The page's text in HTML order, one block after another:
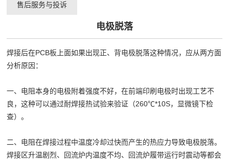
售后服务与投诉
电极脱落
焊接后在PCB板上面如果出现正、背电极脱落这种情况，应从两方面
分析原因：
一、电阻本身的电极附着强度不好，在前端印刷电极时出现工艺不
良，这种可以通过耐焊接热试验来验证（260℃*10S，显微镜下检
查）。
二、电阻在焊接过程中温度冷却过快而产生的热应力导致电极脱落。
焊接区升温剧烈、回流炉内温度不均、回流炉履带运行时震动等都会